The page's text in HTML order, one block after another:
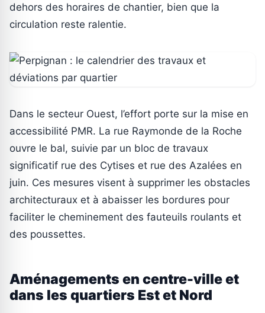
dehors des horaires de chantier, bien que la
circulation reste ralentie.
Dans le secteur Ouest, l’effort porte sur la mise en
accessibilité PMR. La rue Raymonde de la Roche
ouvre le bal, suivie par un bloc de travaux
significatif rue des Cytises et rue des Azalées en
juin. Ces mesures visent à supprimer les obstacles
architecturaux et à abaisser les bordures pour
faciliter le cheminement des fauteuils roulants et
des poussettes.
Aménagements en centre-ville et
dans les quartiers Est et Nord